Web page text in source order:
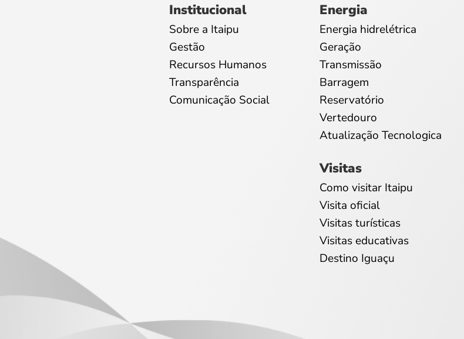
Institucional
Sobre a Itaipu
Gestão
Recursos Humanos
Transparência
Comunicação Social
Energia
Energia hidrelétrica
Geração
Transmissão
Barragem
Reservatório
Vertedouro
Atualização Tecnologica
Visitas
Como visitar Itaipu
Visita oficial
Visitas turísticas
Visitas educativas
Destino Iguaçu